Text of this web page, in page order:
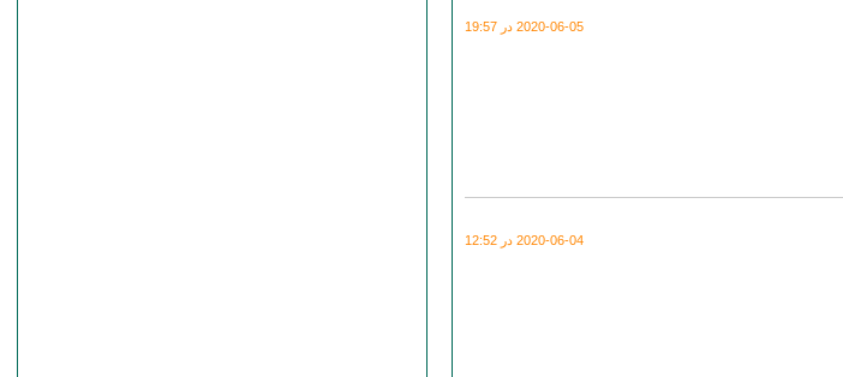
2020-06-05 در 19:57
2020-06-04 در 12:52